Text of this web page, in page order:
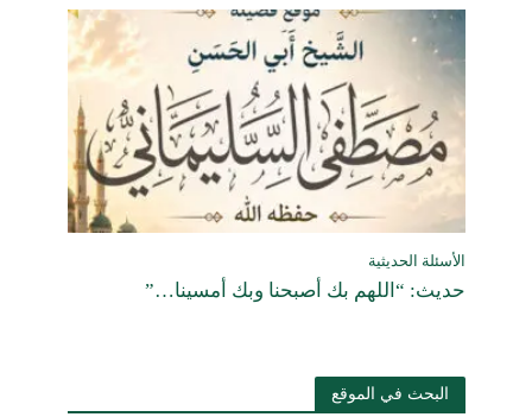
الأسئلة الحديثية
حديث: “اللهم بك أصبحنا وبك أمسينا…”
البحث في الموقع